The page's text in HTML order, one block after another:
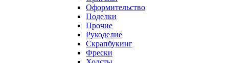
Оформительство
Поделки
Прочие
Рукоделие
Скрапбукинг
Фрески